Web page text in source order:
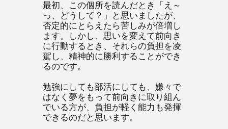
最初、この個所を読んだとき「え～
っ、どうして？」と思いましたが、
否定的にとらえたら苦しみが倍増し
ます。しかし、思いを変えて前向き
に行動するとき、それらの負担を凌
駕し、精神的に勝利することができ
るのです。
勉強にしても部活にしても、嫌々で
はなく夢をもって前向きに取り組ん
でいる方が、負担が軽く能力も発揮
できるのだと思います。